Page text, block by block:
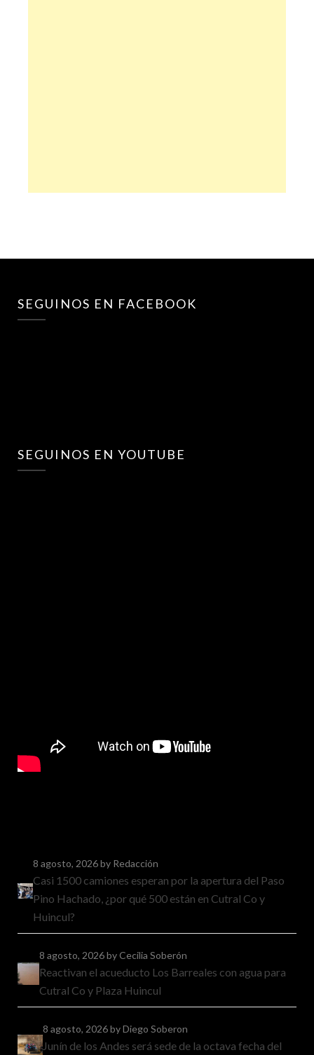
SEGUINOS EN FACEBOOK
SEGUINOS EN YOUTUBE
8 agosto, 2026by Redacción
Casi 1500 camiones esperan por la apertura del Paso
Pino Hachado, ¿por qué 500 están en Cutral Co y
Huincul?
8 agosto, 2026by Cecilia Soberón
Reactivan el acueducto Los Barreales con agua para
Cutral Co y Plaza Huincul
8 agosto, 2026by Diego Soberon
Junín de los Andes será sede de la octava fecha del